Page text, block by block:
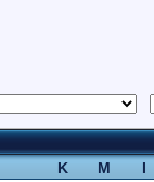
K M I